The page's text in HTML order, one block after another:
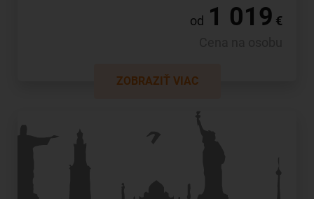
od 1 019 €
ZOBRAZIŤ VIAC